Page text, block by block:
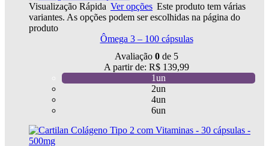
Visualização Rápida Ver opções Este produto tem várias
variantes. As opções podem ser escolhidas na página do
produto
Ômega 3 – 100 cápsulas
Avaliação 0 de 5
A partir de: R$ 139,99
1un
2un
4un
6un